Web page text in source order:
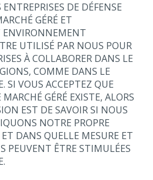
DE DÉFENSE
GÉRÉ ET
ENVIRONNEMENT
UTILISÉ PAR NOUS POUR
À COLLABORER DANS LE
COMME DANS LE
SI VOUS ACCEPTEZ QUE
GÉRÉ EXISTE, ALORS
EST DE SAVOIR SI NOUS
NOTRE PROPRE
DANS QUELLE MESURE ET
PEUVENT ÊTRE STIMULÉES